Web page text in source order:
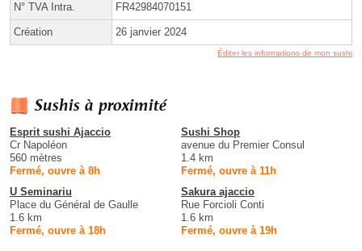
N° TVA Intra. FR42984070151
Création 26 janvier 2024
Éditer les informations de mon sushi
Sushis à proximité
Esprit sushi Ajaccio
Cr Napoléon
560 mètres
Fermé, ouvre à 8h
Sushi Shop
avenue du Premier Consul
1.4 km
Fermé, ouvre à 11h
U Seminariu
Place du Général de Gaulle
1.6 km
Fermé, ouvre à 18h
Sakura ajaccio
Rue Forcioli Conti
1.6 km
Fermé, ouvre à 19h